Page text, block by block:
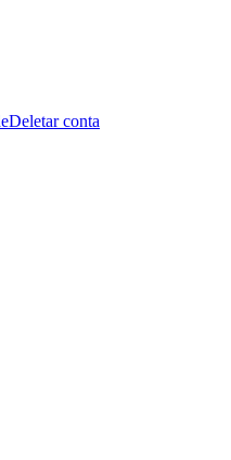
Deletar conta